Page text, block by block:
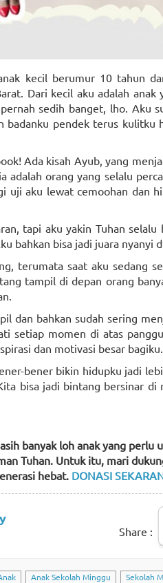
kecil berumur 10 tahun
Dari kecil aku adalah
sedih banget, lho. Aku
badanku pendek terus
Ada kisah Ayub, yang
adalah orang yang selalu
uji aku lewat cemoohan dan
tapi aku yakin Tuhan
bahkan bisa jadi juara nyanyi
terumata saat aku sedang
tampil di depan orang
dan bahkan sudah sering
setiap momen di atas
dan motivasi besar bagiku.
bener bikin hidupku jadi
bisa jadi bintang bersinar di
banyak loh anak yang perlu
Tuhan. Untuk itu, mari
hebat. DONASI
Share :
Anak Sekolah Minggu Sekolah